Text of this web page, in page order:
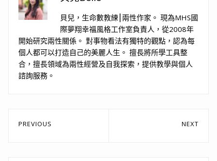
貝兒，生命數教練⎮兩性作家。 現為MHS國
際夢翔幸福風格工作室負責人，從2008年
開始研究兩性關係。 對事物看法有獨特的觀點，認為每
個人都可以打造自己的美麗人生。 擅長將所學工具整
合，擅長領域為兩性經營及自我探索，提供教學與個人
諮詢服務。
文
PREVIOUS NEXT